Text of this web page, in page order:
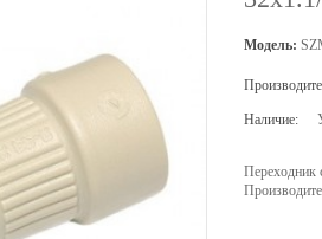
Модель:
Наличие:
Переходник